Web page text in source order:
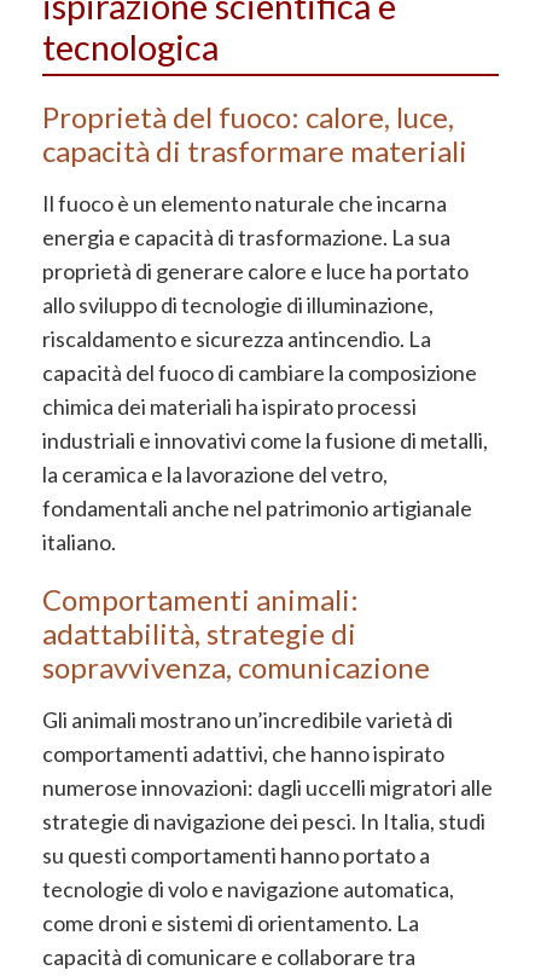
tecnologica
Proprietà del fuoco: calore, luce,
capacità di trasformare materiali
Il fuoco è un elemento naturale che incarna
energia e capacità di trasformazione. La sua
proprietà di generare calore e luce ha portato
allo sviluppo di tecnologie di illuminazione,
riscaldamento e sicurezza antincendio. La
capacità del fuoco di cambiare la composizione
chimica dei materiali ha ispirato processi
industriali e innovativi come la fusione di metalli,
la ceramica e la lavorazione del vetro,
fondamentali anche nel patrimonio artigianale
italiano.
Comportamenti animali:
adattabilità, strategie di
sopravvivenza, comunicazione
Gli animali mostrano un’incredibile varietà di
comportamenti adattivi, che hanno ispirato
numerose innovazioni: dagli uccelli migratori alle
strategie di navigazione dei pesci. In Italia, studi
su questi comportamenti hanno portato a
tecnologie di volo e navigazione automatica,
come droni e sistemi di orientamento. La
capacità di comunicare e collaborare tra